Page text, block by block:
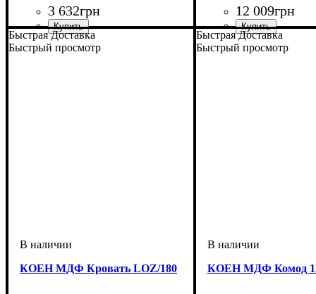
3 632грн
ширина, мм: 580,5
высота, мм: 440,5
глубина, мм: 400
12 009грн
ширина, мм: 1300
высота, мм: 780
глубина, мм: 700
Быстрая Доставка
Быстрый просмотр
КОЕН МДФ Кровать LOZ/180
Быстрая Доставка
Быстрый просмотр
КОЕН МДФ Комод